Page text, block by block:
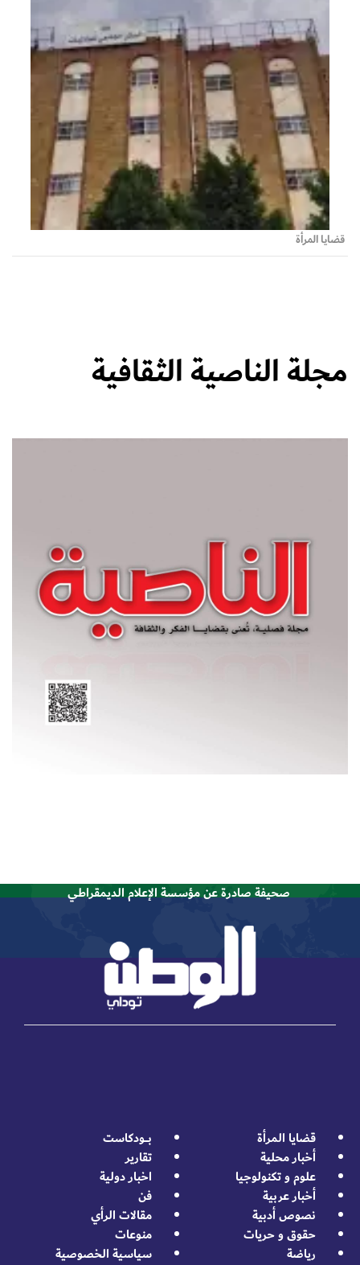
قضايا المرأة
مجلة الناصية الثقافية
صحيفة صادرة عن مؤسسة الإعلام الديمقراطي
قضايا المرأة
بــــودكاست
أخبار محلية
تقارير
علوم و تكنولوجيا
اخبار دولية
أخبار عربية
فن
نصوص أدبية
مقالات الرأي
حقوق و حريات
منوعات
رياضة
سياسية الخصوصية